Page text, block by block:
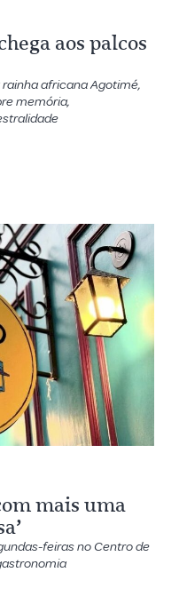
aos palcos
africana Agotimé,
memória,
mais uma
feiras no Centro de